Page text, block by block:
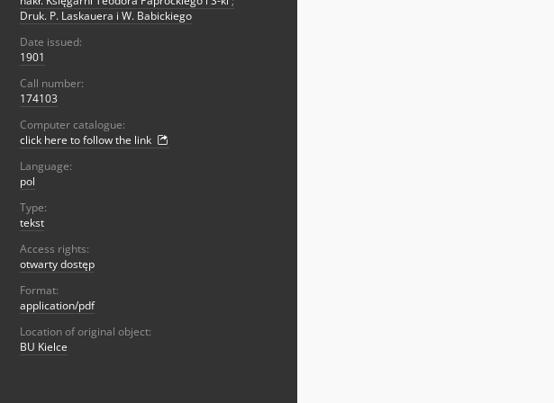
Druk. P. Laskauera i W. Babickiego
Date issued:
1901
Call number:
174103
Computer catalogue:
click here to follow the link
Language:
pol
Type:
tekst
Access rights:
otwarty dostęp
Format:
application/pdf
Location of original object:
BU Kielce